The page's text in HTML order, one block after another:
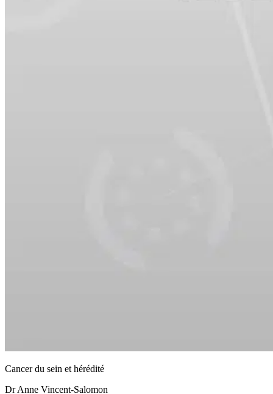
Cancer du sein et hérédité
Dr Anne Vincent-Salomon